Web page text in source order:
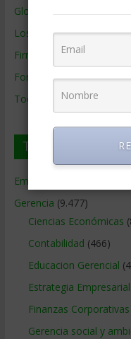
Glosario Inglés – Español
Los mejores MBA
Firmas de Gerencia
Formación de Gerencia
Todos los Temas
Temas de
Empresas de Gerencia
Gerencia (9.477)
Ciencias Económicas
Contabilidad (466)
Educacion Gerencial
Estrategia Empresarial
Finanzas Corporativas
Gerencia social y